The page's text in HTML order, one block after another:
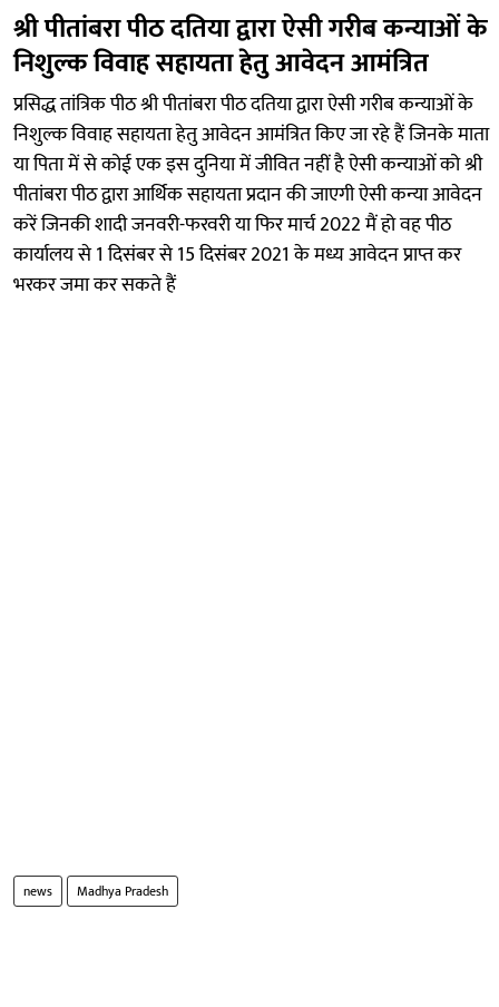
श्री पीतांबरा पीठ दतिया द्वारा ऐसी गरीब कन्याओं के
निशुल्क विवाह सहायता हेतु आवेदन आमंत्रित
प्रसिद्ध तांत्रिक पीठ श्री पीतांबरा पीठ दतिया द्वारा ऐसी गरीब कन्याओं के
निशुल्क विवाह सहायता हेतु आवेदन आमंत्रित किए जा रहे हैं जिनके माता
या पिता में से कोई एक इस दुनिया में जीवित नहीं है ऐसी कन्याओं को श्री
पीतांबरा पीठ द्वारा आर्थिक सहायता प्रदान की जाएगी ऐसी कन्या आवेदन
करें जिनकी शादी जनवरी-फरवरी या फिर मार्च 2022 मैं हो वह पीठ
कार्यालय से 1 दिसंबर से 15 दिसंबर 2021 के मध्य आवेदन प्राप्त कर
भरकर जमा कर सकते हैं
news Madhya Pradesh